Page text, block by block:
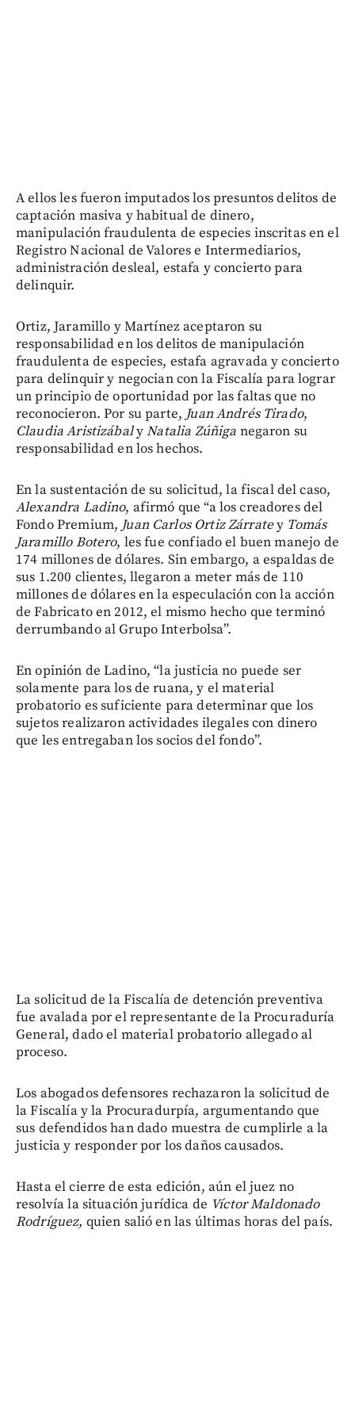
A ellos les fueron imputados los presuntos delitos de
captación masiva y habitual de dinero,
manipulación fraudulenta de especies inscritas en el
Registro Nacional de Valores e Intermediarios,
administración desleal, estafa y concierto para
delinquir.
Ortiz, Jaramillo y Martínez aceptaron su
responsabilidad en los delitos de manipulación
fraudulenta de especies, estafa agravada y concierto
para delinquir y negocian con la Fiscalía para lograr
un principio de oportunidad por las faltas que no
reconocieron. Por su parte, Juan Andrés Tirado,
Claudia AristizábalyNatalia Zúñiga negaron su
responsabilidad en los hechos.
En la sustentación de su solicitud, la fiscal del caso,
Alexandra Ladino, afirmó que “a los creadores del
Fondo Premium, Juan Carlos Ortiz Zárratey Tomás
Jaramillo Botero, les fue confiado el buen manejo de
174 millones de dólares. Sin embargo, a espaldas de
sus 1.200 clientes, llegaron a meter más de 110
millones de dólares en la especulación con la acción
de Fabricato en 2012, el mismo hecho que terminó
derrumbando al Grupo Interbolsa”.
En opinión de Ladino, “la justicia no puede ser
solamente para los de ruana, y el material
probatorio es suficiente para determinar que los
sujetos realizaron actividades ilegales con dinero
que les entregaban los socios del fondo”.
La solicitud de la Fiscalía de detención preventiva
fue avalada por el representante de la Procuraduría
General, dado el material probatorio allegado al
proceso.
Los abogados defensores rechazaron la solicitud de
la Fiscalía y la Procuradurpía, argumentando que
sus defendidos han dado muestra de cumplirle a la
justicia y responder por los daños causados.
Hasta el cierre de esta edición, aún el juez no
resolvía la situación jurídica de Víctor Maldonado
Rodríguez, quien salió en las últimas horas del país.